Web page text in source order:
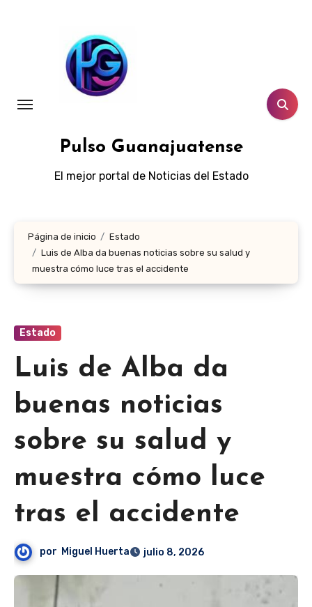
Pulso Guanajuatense
El mejor portal de Noticias del Estado
Página de inicio
Estado
Luis de Alba da buenas noticias sobre su salud y
muestra cómo luce tras el accidente
Estado
Luis de Alba da
buenas noticias
sobre su salud y
muestra cómo luce
tras el accidente
por Miguel Huerta julio 8, 2026